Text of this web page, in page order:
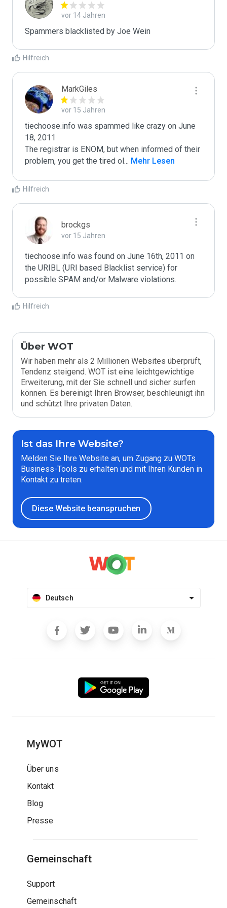
vor 14 Jahren
Spammers blacklisted by Joe Wein
Hilfreich
MarkGiles
vor 15 Jahren
tiechoose.info was spammed like crazy on June
18, 2011
The registrar is ENOM, but when informed of their
problem, you get the tired ol... Mehr Lesen
Hilfreich
brockgs
vor 15 Jahren
tiechoose.info was found on June 16th, 2011 on
the URIBL (URI based Blacklist service) for
Hilfreich
Über WOT
Wir haben mehr als 2 Millionen Websites überprüft,
Tendenz steigend. WOT ist eine leichtgewichtige
Erweiterung, mit der Sie schnell und sicher surfen
können. Es bereinigt Ihren Browser, beschleunigt ihn
und schützt Ihre privaten Daten.
Ist das Ihre Website?
Melden Sie Ihre Website an, um Zugang zu WOTs
Business-Tools zu erhalten und mit Ihren Kunden in
Kontakt zu treten.
Diese Website beanspruchen
Deutsch
MyWOT
Über uns
Kontakt
Blog
Presse
Gemeinschaft
Support
Gemeinschaft